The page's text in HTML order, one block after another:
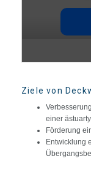
Ziele von
einer
Förderung
Entwicklung